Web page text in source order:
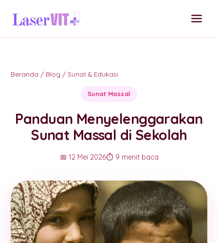
Beranda / Blog / Sunat & Edukasi
Sunat Massal
Panduan Menyelenggarakan
Sunat Massal di Sekolah
📅 12 Mei 2026⏱️ 9 menit baca